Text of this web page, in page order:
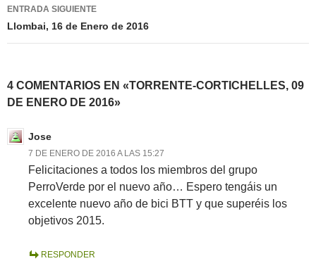
ENTRADA SIGUIENTE
Llombai, 16 de Enero de 2016
4 COMENTARIOS EN «TORRENTE-CORTICHELLES, 09
DE ENERO DE 2016»
Jose
7 DE ENERO DE 2016 A LAS 15:27
Felicitaciones a todos los miembros del grupo
PerroVerde por el nuevo año… Espero tengáis un
excelente nuevo año de bici BTT y que superéis los
objetivos 2015.
RESPONDER